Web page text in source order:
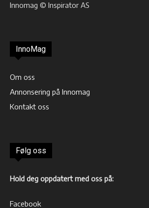
Innomag © Inspirator AS
InnoMag
Om oss
Annonsering på Innomag
Kontakt oss
Følg oss
Hold deg oppdatert med oss på:
Facebook